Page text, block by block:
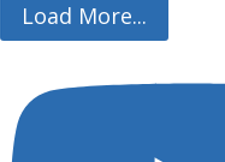
Load More...